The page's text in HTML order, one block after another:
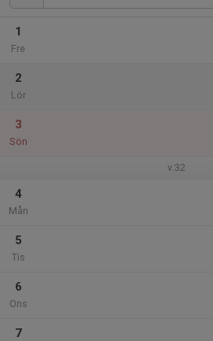
1
Fre
2
Lör
3
Sön
v.32
4
Mån
5
Tis
6
Ons
7